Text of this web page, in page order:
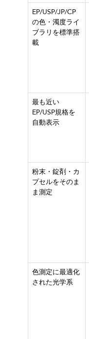
EP/USP/JP/CP
の色・濁度ライ
ブラリを標準搭
載
最も近い
EP/USP規格を
自動表示
粉末・錠剤・カ
プセルをそのま
ま測定
色測定に最適化
された光学系